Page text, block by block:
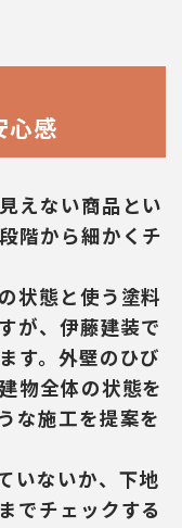
心感
えない商品とい
階から細かくチ
状態と使う塗料
が、伊藤建装で
す。外壁のひび
物全体の状態を
な施工を提案を
いないか、下地
でチェックする